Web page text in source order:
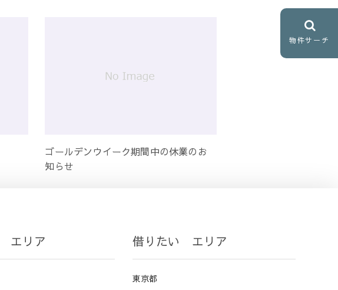
ゴールデンウイーク期間中の休業のお
知らせ
物件サーチ
エリア 借りたい エリア
東京都